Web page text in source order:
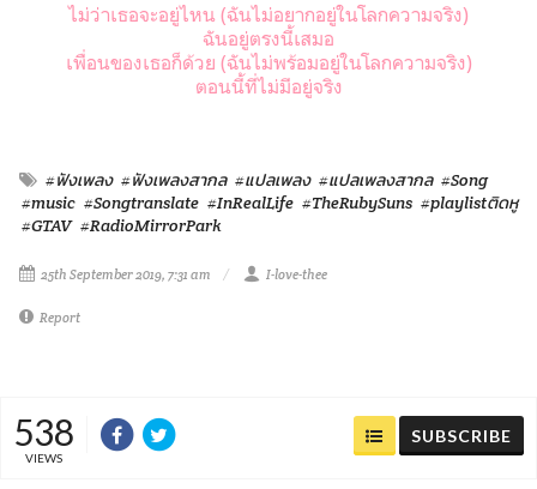
ไม่ว่าเธอจะอยู่ไหน (ฉันไม่อยากอยู่ในโลกความจริง)
ฉันอยู่ตรงนี้เสมอ
เพื่อนของเธอก็ด้วย (ฉันไม่พร้อมอยู่ในโลกความจริง)
ตอนนี้ที่ไม่มีอยู่จริง
#ฟังเพลง #ฟังเพลงสากล #แปลเพลง #แปลเพลงสากล #Song
#music #Songtranslate #InRealLife #TheRubySuns #playlistติดหู
#GTAV #RadioMirrorPark
25th September 2019, 7:31 am I-love-thee
Report
538
VIEWS
SUBSCRIBE